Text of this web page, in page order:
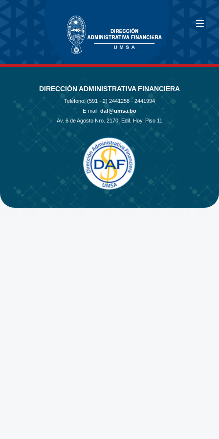
DIRECCIÓN ADMINISTRATIVA FINANCIERA
Teléfono: (591 - 2) 2441258 - 2441994
E-mail: daf@umsa.bo
Av. 6 de Agosto Nro. 2170, Edif. Hoy, Piso 11